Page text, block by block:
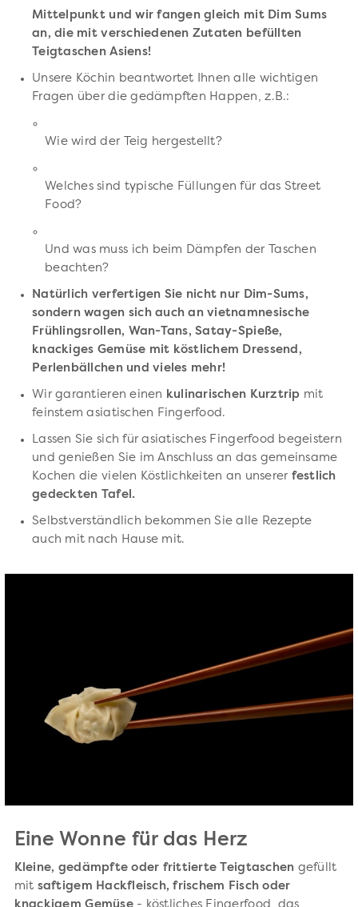
Mittelpunkt und wir fangen gleich mit Dim Sums
an, die mit verschiedenen Zutaten befüllten
Teigtaschen Asiens!
Unsere Köchin beantwortet Ihnen alle wichtigen
Fragen über die gedämpften Happen, z.B.:
Wie wird der Teig hergestellt?
Welches sind typische Füllungen für das Street
Food?
Und was muss ich beim Dämpfen der Taschen
beachten?
Natürlich verfertigen Sie nicht nur Dim-Sums,
sondern wagen sich auch an vietnamnesische
Frühlingsrollen, Wan-Tans, Satay-Spieße,
knackiges Gemüse mit köstlichem Dressend,
Perlenbällchen und vieles mehr!
Wir garantieren einen kulinarischen Kurztrip mit
feinstem asiatischen Fingerfood.
Lassen Sie sich für asiatisches Fingerfood begeistern
und genießen Sie im Anschluss an das gemeinsame
Kochen die vielen Köstlichkeiten an unserer festlich
gedeckten Tafel.
Selbstverständlich bekommen Sie alle Rezepte
auch mit nach Hause mit.
Eine Wonne für das Herz
Kleine, gedämpfte oder frittierte Teigtaschen gefüllt
mit saftigem Hackfleisch, frischem Fisch oder